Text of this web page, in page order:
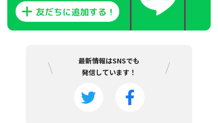
最新情報はSNSでも
発信しています！